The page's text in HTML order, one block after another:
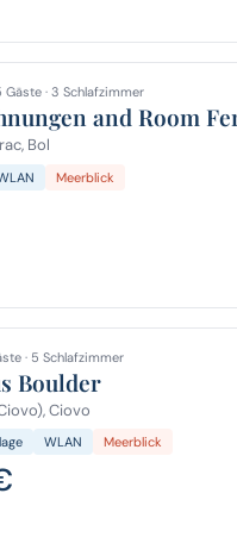
Gäste · 3 Schlafzimmer
and Room
Bol
Meerblick
· 5 Schlafzimmer
Boulder
Ciovo
WLAN Meerblick